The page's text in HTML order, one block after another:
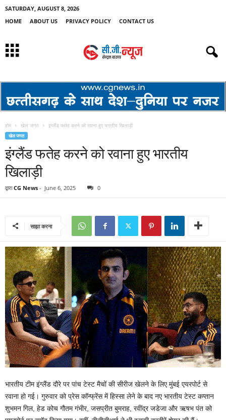
SATURDAY, AUGUST 8, 2026
HOME
ABOUT US PRIVACY POLICY CONTACT US
होम खेल जगत इंग्लैंड फतेह करने को रवाना हुए भारतीय खिलाड़ी
खेल जगत
इंग्लैंड फतेह करने को रवाना हुए भारतीय
खिलाड़ी
द्वारा CG News - June 6, 2025 0
साझा करना
भारतीय टीम इंग्लैंड दौरे पर पांच टेस्ट मैचों की सीरीज खेलने के लिए मुंबई एयरपोर्ट से
रवाना हो गई। गुरुवार को प्रेस कॉन्फ्रेंस में हिस्सा लेने के बाद नए भारतीय टेस्ट कप्तान
शुभमन गिल, हेड कोच गौतम गंभीर, जसप्रीत बुमराह, रवींद्र जडेजा और ऋषभ पंत को